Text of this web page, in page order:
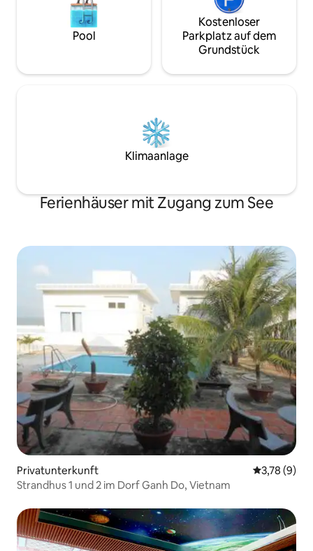
Pool
Kostenloser
Parkplatz auf dem
Grundstück
Klimaanlage
Ferienhäuser mit Zugang zum See
Privatunterkunft
3,78 (9)
Strandhus 1 und 2 im Dorf Ganh Do, Vietnam